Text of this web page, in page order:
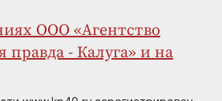
ООО «Агентство
правда - Калуга» и на